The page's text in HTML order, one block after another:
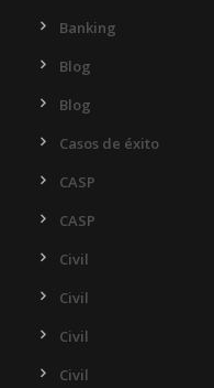
Banking
Blog
Blog
Casos de éxito
CASP
CASP
Civil
Civil
Civil
Civil